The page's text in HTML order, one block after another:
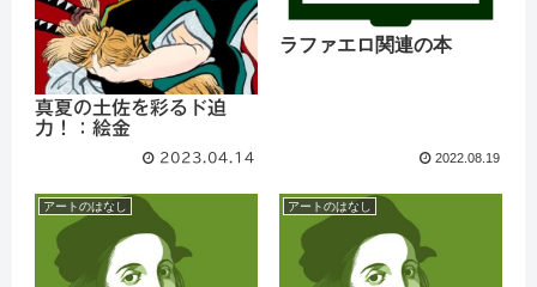
真夏の土佐を彩るド迫
力！：絵金
2023.04.14
ラファエロ関連の本
2022.08.19
アートのはなし アートのはなし